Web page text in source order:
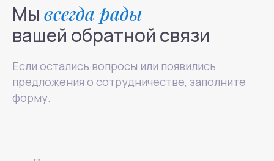
Мы всегда рады
вашей обратной связи
Если остались вопросы или появились
предложения о сотрудничестве, заполните
форму.